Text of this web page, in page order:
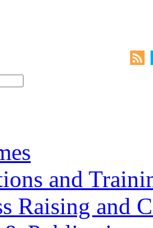
and
Raising and